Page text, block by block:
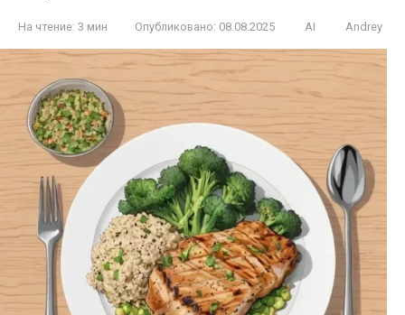
На чтение: 3 мин Опубликовано: 08.08.2025 AI Andrey